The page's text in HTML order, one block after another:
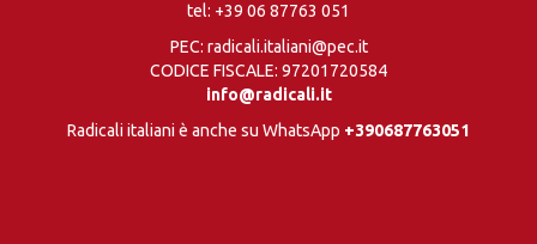
tel: +39 06 87763 051
PEC: radicali.italiani@pec.it
CODICE FISCALE: 97201720584
info@radicali.it
Radicali italiani è anche su WhatsApp +390687763051